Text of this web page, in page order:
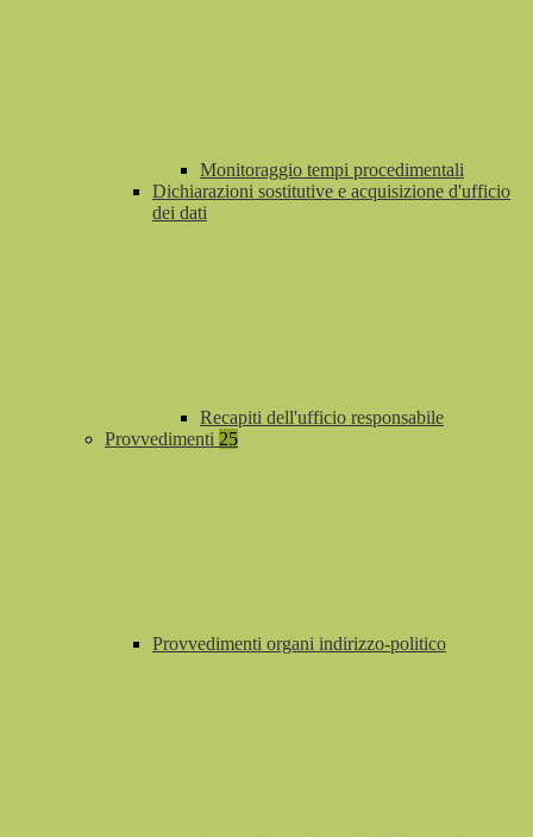
Monitoraggio tempi procedimentali
Dichiarazioni sostitutive e acquisizione d'ufficio
dei dati
Recapiti dell'ufficio responsabile
Provvedimenti 25
Provvedimenti organi indirizzo-politico